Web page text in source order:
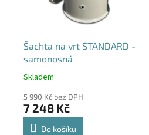
Šachta na vrt STANDARD -
samonosná
Průměrné
produktu
je
4,3
Skladem
5 990 Kč bez DPH
7 248 Kč
Do košíku